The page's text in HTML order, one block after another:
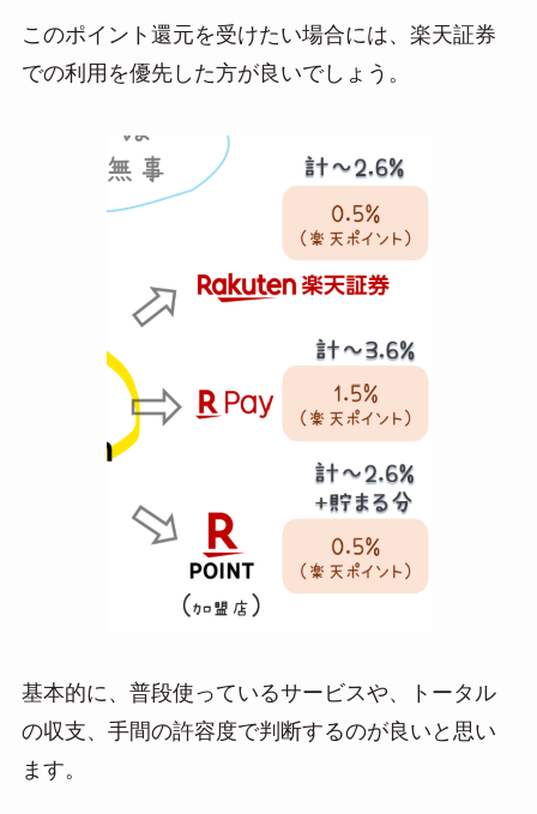
このポイント還元を受けたい場合には、楽天証券
での利用を優先した方が良いでしょう。
基本的に、普段使っているサービスや、トータル
の収支、手間の許容度で判断するのが良いと思い
ます。